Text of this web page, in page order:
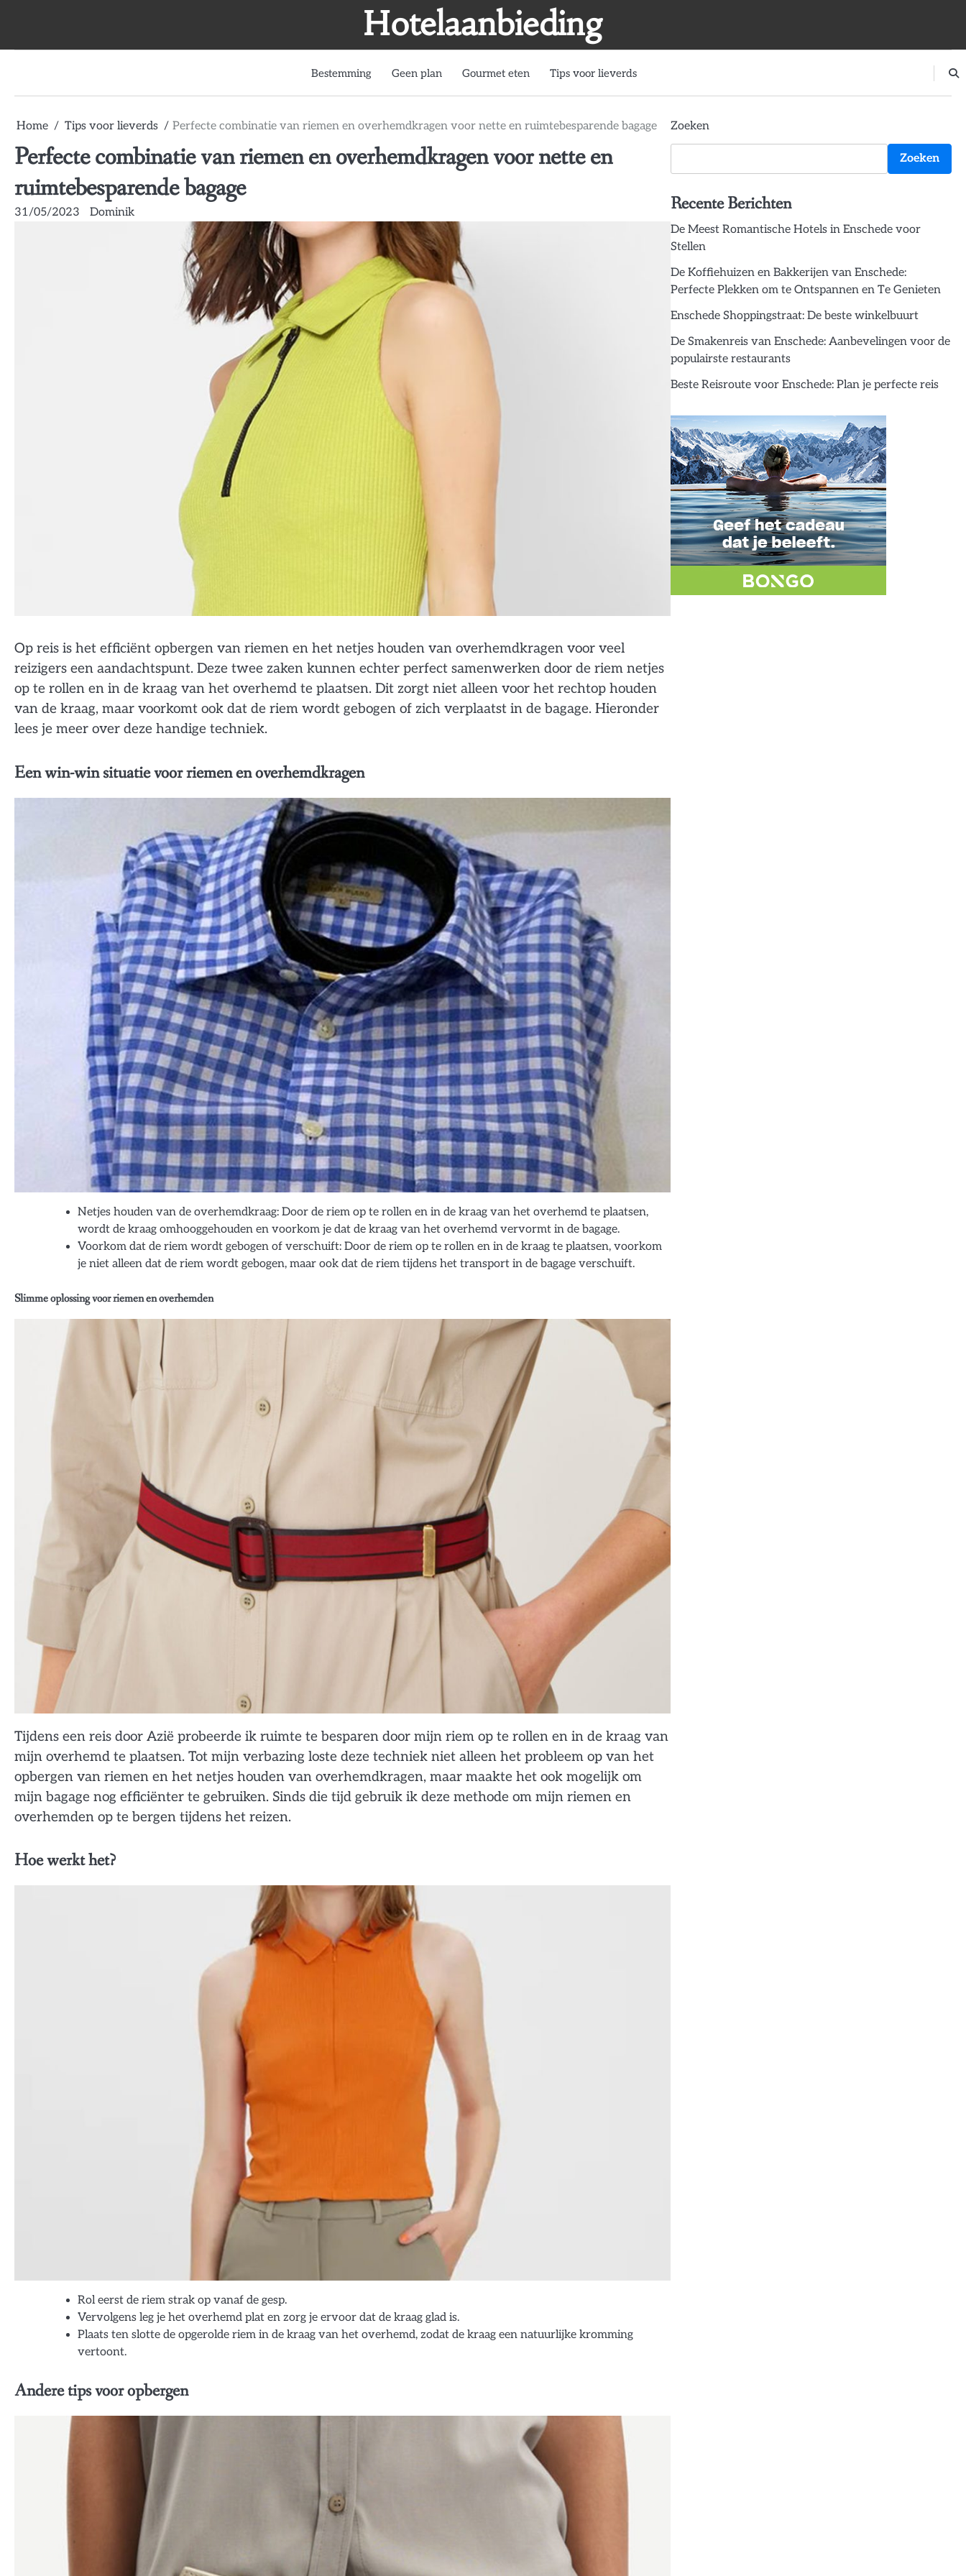
Hotelaanbieding
Bestemming Geen plan Gourmet eten Tips voor lieverds
Home Tips voor lieverds Perfecte combinatie van riemen en overhemdkragen voor nette en ruimtebesparende bagage
Perfecte combinatie van riemen en overhemdkragen voor nette en
ruimtebesparende bagage
31/05/2023 Dominik
Op reis is het efficiënt opbergen van riemen en het netjes houden van overhemdkragen voor veel
reizigers een aandachtspunt. Deze twee zaken kunnen echter perfect samenwerken door de riem netjes
op te rollen en in de kraag van het overhemd te plaatsen. Dit zorgt niet alleen voor het rechtop houden
van de kraag, maar voorkomt ook dat de riem wordt gebogen of zich verplaatst in de bagage. Hieronder
lees je meer over deze handige techniek.
Een win-win situatie voor riemen en overhemdkragen
Netjes houden van de overhemdkraag: Door de riem op te rollen en in de kraag van het overhemd te plaatsen,
wordt de kraag omhooggehouden en voorkom je dat de kraag van het overhemd vervormt in de bagage.
Voorkom dat de riem wordt gebogen of verschuift: Door de riem op te rollen en in de kraag te plaatsen, voorkom
je niet alleen dat de riem wordt gebogen, maar ook dat de riem tijdens het transport in de bagage verschuift.
Slimme oplossing voor riemen en overhemden
Tijdens een reis door Azië probeerde ik ruimte te besparen door mijn riem op te rollen en in de kraag van
mijn overhemd te plaatsen. Tot mijn verbazing loste deze techniek niet alleen het probleem op van het
opbergen van riemen en het netjes houden van overhemdkragen, maar maakte het ook mogelijk om
mijn bagage nog efficiënter te gebruiken. Sinds die tijd gebruik ik deze methode om mijn riemen en
overhemden op te bergen tijdens het reizen.
Hoe werkt het?
Rol eerst de riem strak op vanaf de gesp.
Vervolgens leg je het overhemd plat en zorg je ervoor dat de kraag glad is.
Plaats ten slotte de opgerolde riem in de kraag van het overhemd, zodat de kraag een natuurlijke kromming
vertoont.
Andere tips voor opbergen
Zoeken
Zoeken
Recente Berichten
De Meest Romantische Hotels in Enschede voor
Stellen
De Koffiehuizen en Bakkerijen van Enschede:
Perfecte Plekken om te Ontspannen en Te Genieten
Enschede Shoppingstraat: De beste winkelbuurt
De Smakenreis van Enschede: Aanbevelingen voor de
populairste restaurants
Beste Reisroute voor Enschede: Plan je perfecte reis